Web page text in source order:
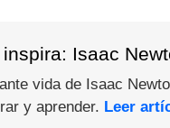
Isaac
vida de Isaac
y aprender. Leer